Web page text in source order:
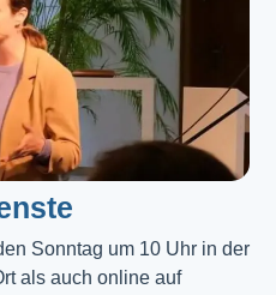
Sonntag um 10 Uhr in der
als auch online auf